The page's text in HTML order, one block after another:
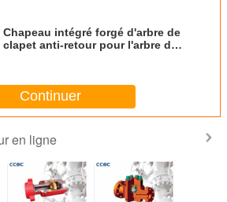
Chapeau intégré forgé d'arbre de
clapet anti-retour pour l'arbre de
Continuer
en ligne